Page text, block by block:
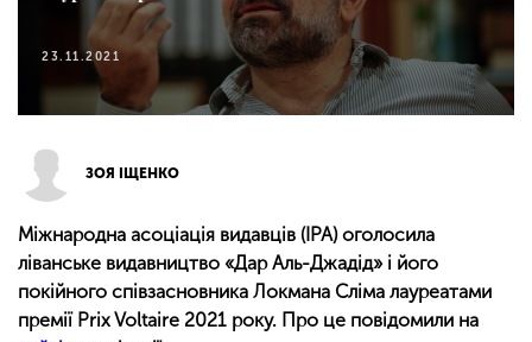
23.11.2021
ЗОЯ ІЩЕНКО
Міжнародна асоціація видавців (IPA) оголосила
ліванське видавництво «Дар Аль-Джадід» і його
покійного співзасновника Локмана Сліма лауреатами
премії Prix Voltaire 2021 року. Про це повідомили на